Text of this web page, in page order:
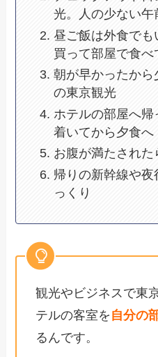
光。人の少ない
昼ご飯は外食で
買って部屋で食べ
朝が早かったか
の東京観光
ホテルの部屋へ
着いてから夕食へ
お腹が満たされた
帰りの新幹線や
っくり
観光やビジネスで東
テルの客室を 自分の
るんです。